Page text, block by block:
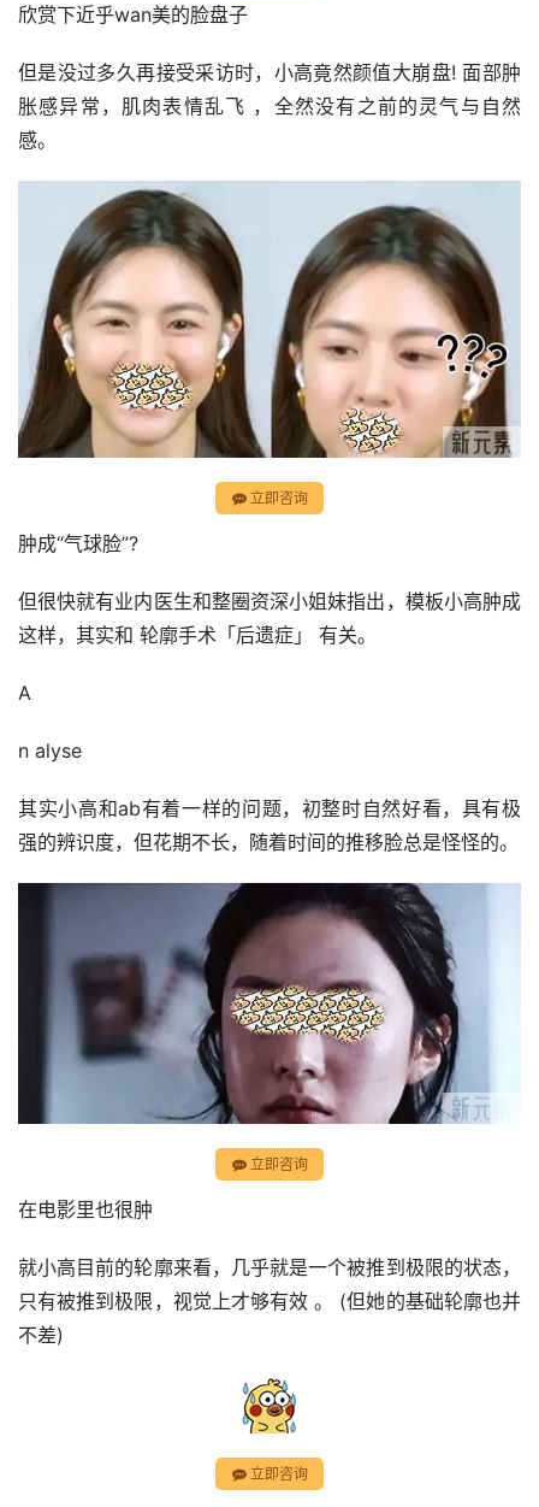
欣赏下近乎wan美的脸盘子
但是没过多久再接受采访时，小高竟然颜值大崩盘! 面部肿
胀感异常，肌肉表情乱飞 ，全然没有之前的灵气与自然
感。
立即咨询
肿成“气球脸”?
但很快就有业内医生和整圈资深小姐妹指出，模板小高肿成
这样，其实和 轮廓手术「后遗症」 有关。
A
n alyse
其实小高和ab有着一样的问题，初整时自然好看，具有极
强的辨识度，但花期不长，随着时间的推移脸总是怪怪的。
立即咨询
在电影里也很肿
就小高目前的轮廓来看，几乎就是一个被推到极限的状态，
只有被推到极限，视觉上才够有效 。 (但她的基础轮廓也并
不差)
立即咨询